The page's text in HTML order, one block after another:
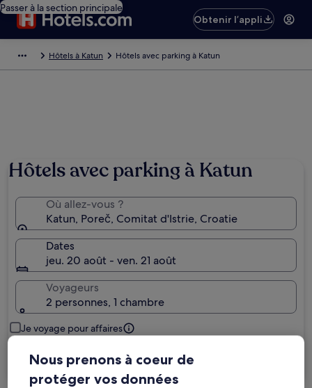
Passer à la section principale
Obtenir l’appli
Hôtels à Katun Hôtels avec parking à Katun
Hôtels avec parking à Katun
Où allez-vous ?
Katun, Poreč, Comitat d'Istrie, Croatie
Dates
jeu. 20 août - ven. 21 août
Voyageurs
2 personnes, 1 chambre
Je voyage pour affaires
Rechercher
Nous prenons à coeur de
protéger vos données